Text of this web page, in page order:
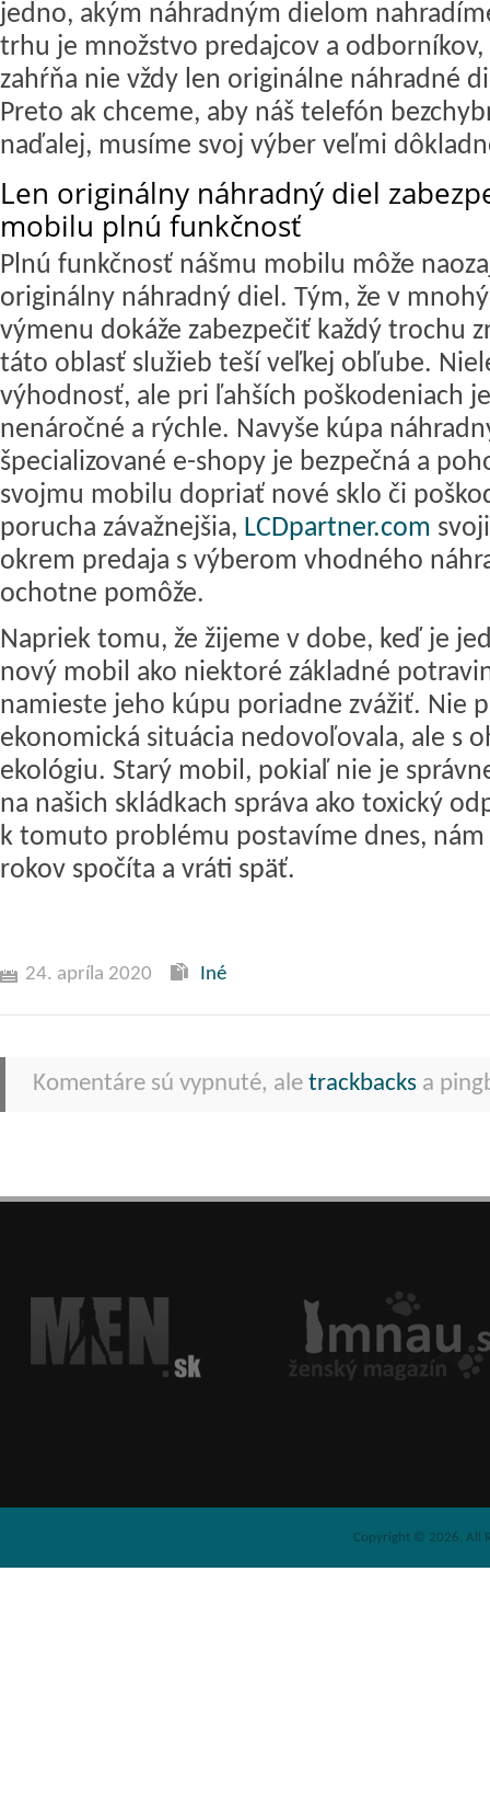
jedno, akým náhradným dielom
trhu je množstvo predajcov a
zahŕňa nie vždy len originálne náhradné
Preto ak chceme, aby náš telefón
naďalej, musíme svoj výber veľmi
Len originálny náhradný diel
mobilu plnú funkčnosť
Plnú funkčnosť nášmu mobilu môže
originálny náhradný diel. Tým, že v
výmenu dokáže zabezpečiť každý trochu
táto oblasť služieb teší veľkej obľube.
výhodnosť, ale pri ľahších poškodeniach
nenáročné a rýchle. Navyše kúpa
špecializované e-shopy je bezpečná a
svojmu mobilu dopriať nové sklo či
porucha závažnejšia, LCDpartner.com
okrem predaja s výberom vhodného
ochotne pomôže.
Napriek tomu, že žijeme v dobe, keď je
nový mobil ako niektoré základné
namieste jeho kúpu poriadne zvážiť. Nie
ekonomická situácia nedovoľovala, ale s
ekológiu. Starý mobil, pokiaľ nie je
na našich skládkach správa ako toxický
k tomuto problému postavíme dnes,
rokov spočíta a vráti späť.
24. apríla 2020 Iné
Komentáre sú vypnuté, ale trackbacks a
Copyright © 2026. All